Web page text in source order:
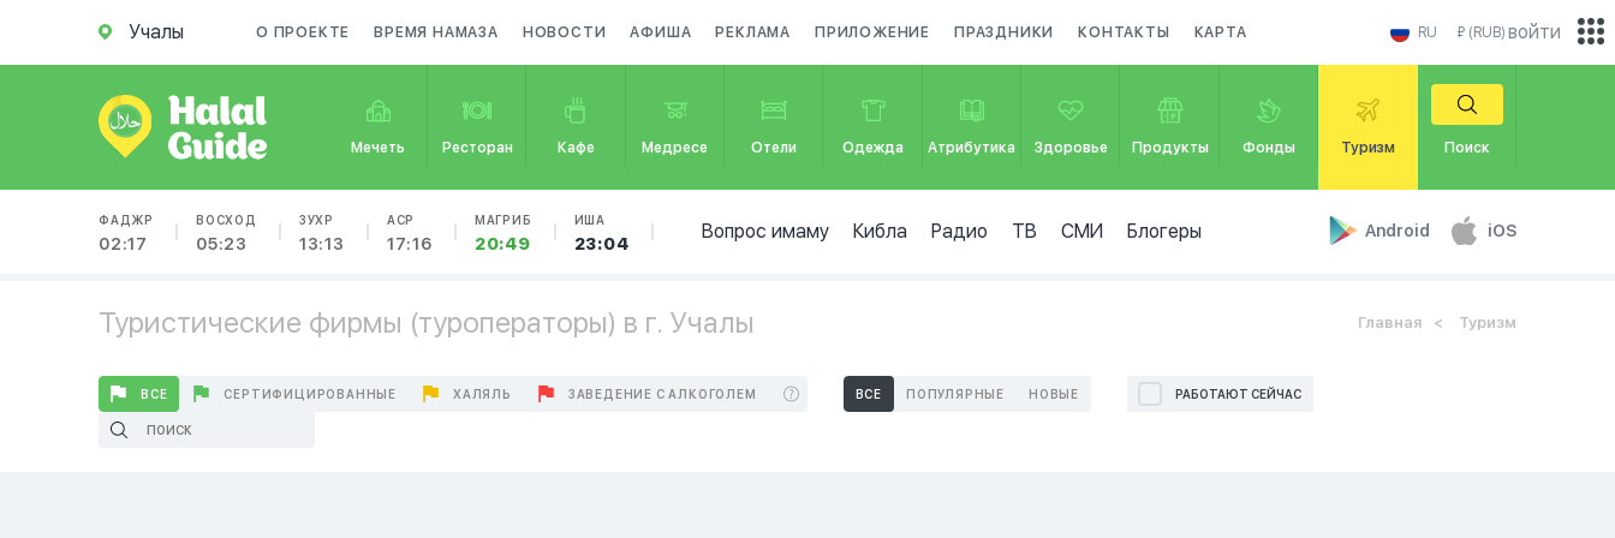
Учалы О ПРОЕКТЕ ВРЕМЯ НАМАЗА НОВОСТИ АФИША РЕКЛАМА ПРИЛОЖЕНИЕ ПРАЗДНИКИ КОНТАКТЫ КАРТА RU ₽ (RUB)
Мечеть Ресторан Кафе Медресе Отели Одежда Атрибутика Здоровье Продукты Фонды Туризм Поиск
ФАДЖР
02:17
ВОСХОД
05:23
ЗУХР
13:13
АСР
17:16
МАГРИБ
20:49
ИША
23:04
Вопрос имаму Кибла Радио ТВ СМИ Блогеры Android iOS
войти
Туристические фирмы (туроператоры) в г. Учалы Главная Туризм
ВСЕ СЕРТИФИЦИРОВАННЫЕ ХАЛЯЛЬ ЗАВЕДЕНИЕ С АЛКОГОЛЕМ ВСЕ ПОПУЛЯРНЫЕ НОВЫЕ РАБОТАЮТ СЕЙЧАС